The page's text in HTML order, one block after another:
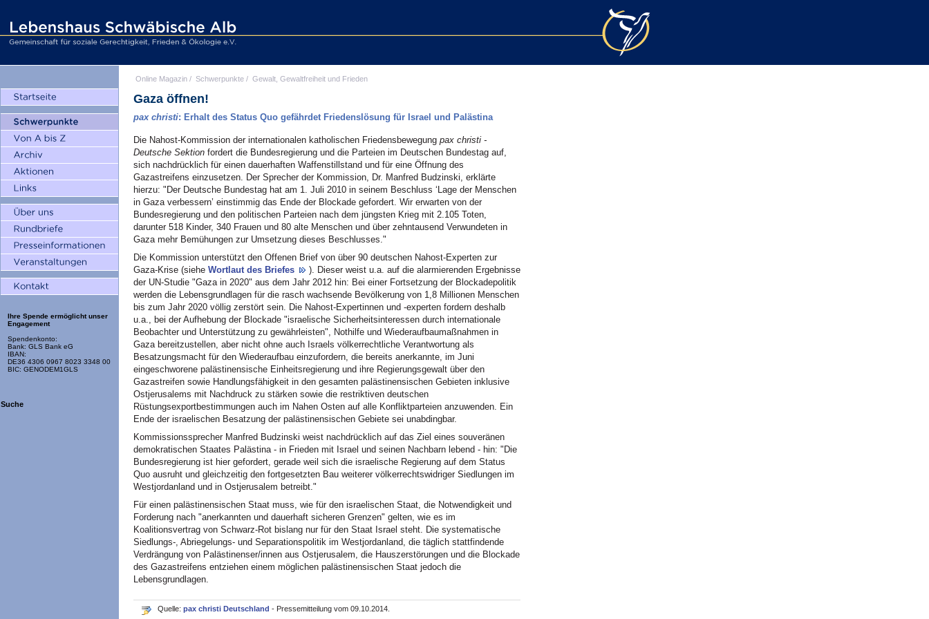
Ihre Spende ermöglicht unser
Engagement
Spendenkonto:
Bank: GLS Bank eG
IBAN:
DE36 4306 0967 8023 3348 00
BIC: GENODEM1GLS
Suche
Online Magazin / Schwerpunkte / Gewalt, Gewaltfreiheit und Frieden
Gaza öffnen!
pax christi: Erhalt des Status Quo gefährdet Friedenslösung für Israel und Palästina
Die Nahost-Kommission der internationalen katholischen Friedensbewegung pax christi -
Deutsche Sektion fordert die Bundesregierung und die Parteien im Deutschen Bundestag auf,
sich nachdrücklich für einen dauerhaften Waffenstillstand und für eine Öffnung des
Gazastreifens einzusetzen. Der Sprecher der Kommission, Dr. Manfred Budzinski, erklärte
hierzu: "Der Deutsche Bundestag hat am 1. Juli 2010 in seinem Beschluss ‘Lage der Menschen
in Gaza verbessern’ einstimmig das Ende der Blockade gefordert. Wir erwarten von der
Bundesregierung und den politischen Parteien nach dem jüngsten Krieg mit 2.105 Toten,
darunter 518 Kinder, 340 Frauen und 80 alte Menschen und über zehntausend Verwundeten in
Gaza mehr Bemühungen zur Umsetzung dieses Beschlusses."
Die Kommission unterstützt den Offenen Brief von über 90 deutschen Nahost-Experten zur
Gaza-Krise (siehe Wortlaut des Briefes
). Dieser weist u.a. auf die alarmierenden Ergebnisse
der UN-Studie "Gaza in 2020" aus dem Jahr 2012 hin: Bei einer Fortsetzung der Blockadepolitik
werden die Lebensgrundlagen für die rasch wachsende Bevölkerung von 1,8 Millionen Menschen
bis zum Jahr 2020 völlig zerstört sein. Die Nahost-Expertinnen und -experten fordern deshalb
u.a., bei der Aufhebung der Blockade "israelische Sicherheitsinteressen durch internationale
Beobachter und Unterstützung zu gewährleisten", Nothilfe und Wiederaufbaumaßnahmen in
Gaza bereitzustellen, aber nicht ohne auch Israels völkerrechtliche Verantwortung als
Besatzungsmacht für den Wiederaufbau einzufordern, die bereits anerkannte, im Juni
eingeschworene palästinensische Einheitsregierung und ihre Regierungsgewalt über den
Gazastreifen sowie Handlungsfähigkeit in den gesamten palästinensischen Gebieten inklusive
Ostjerusalems mit Nachdruck zu stärken sowie die restriktiven deutschen
Rüstungsexportbestimmungen auch im Nahen Osten auf alle Konfliktparteien anzuwenden. Ein
Ende der israelischen Besatzung der palästinensischen Gebiete sei unabdingbar.
Kommissionssprecher Manfred Budzinski weist nachdrücklich auf das Ziel eines souveränen
demokratischen Staates Palästina - in Frieden mit Israel und seinen Nachbarn lebend - hin: "Die
Bundesregierung ist hier gefordert, gerade weil sich die israelische Regierung auf dem Status
Quo ausruht und gleichzeitig den fortgesetzten Bau weiterer völkerrechtswidriger Siedlungen im
Westjordanland und in Ostjerusalem betreibt."
Für einen palästinensischen Staat muss, wie für den israelischen Staat, die Notwendigkeit und
Forderung nach "anerkannten und dauerhaft sicheren Grenzen" gelten, wie es im
Koalitionsvertrag von Schwarz-Rot bislang nur für den Staat Israel steht. Die systematische
Siedlungs-, Abriegelungs- und Separationspolitik im Westjordanland, die täglich stattfindende
Verdrängung von Palästinenser/innen aus Ostjerusalem, die Hauszerstörungen und die Blockade
des Gazastreifens entziehen einem möglichen palästinensischen Staat jedoch die
Lebensgrundlagen.
Quelle: pax christi Deutschland - Pressemitteilung vom 09.10.2014.